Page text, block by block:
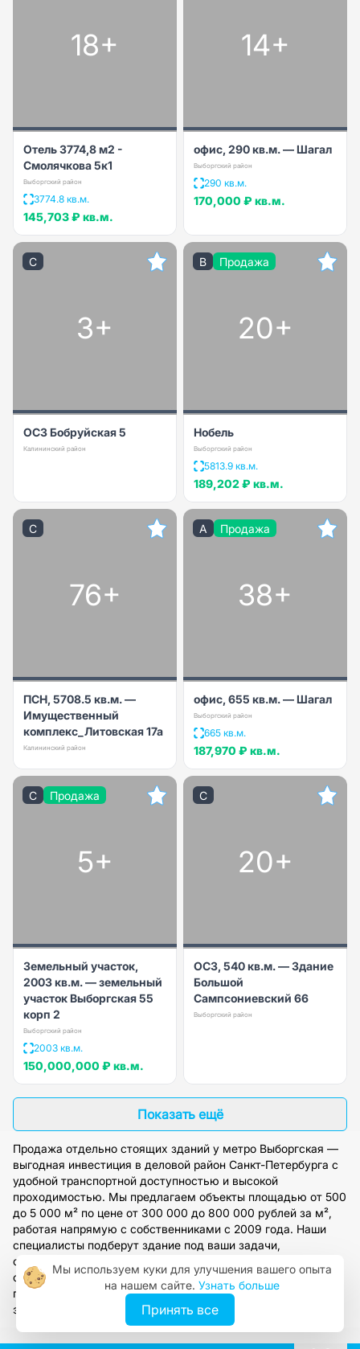
18+
Отель 3774,8 м2 -
Смолячкова 5к1
Выборгский район
3774.8 кв.м.
145,703 ₽ кв.м.
14+
офис, 290 кв.м. — Шагал
Выборгский район
290 кв.м.
170,000 ₽ кв.м.
C
3+
ОСЗ Бобруйская 5
Калининский район
B Продажа
20+
Нобель
Выборгский район
5813.9 кв.м.
189,202 ₽ кв.м.
C
76+
ПСН, 5708.5 кв.м. —
Имущественный
комплекс_Литовская 17а
Калининский район
A Продажа
38+
офис, 655 кв.м. — Шагал
Выборгский район
665 кв.м.
187,970 ₽ кв.м.
C Продажа
5+
Земельный участок,
2003 кв.м. — земельный
участок Выборгская 55
корп 2
Выборгский район
2003 кв.м.
150,000,000 ₽ кв.м.
C
20+
ОСЗ, 540 кв.м. — Здание
Большой
Сампсониевский 66
Выборгский район
Показать ещё
Продажа отдельно стоящих зданий у метро Выборгская —
выгодная инвестиция в деловой район Санкт-Петербурга с
удобной транспортной доступностью и высокой
проходимостью. Мы предлагаем объекты площадью от 500
до 5 000 м² по цене от 300 000 до 800 000 рублей за м²,
работая напрямую с собственниками с 2009 года. Наши
специалисты подберут здание под ваши задачи,
организуют просмотр и предоставят полное юридическое
сопровождение сделки. Оставьте заявку на сайте, чтобы
получить персональную консультацию и доступ к
эксклюзивным предложениям.
Мы используем куки для улучшения вашего опыта
на нашем сайте. Узнать больше
Принять все